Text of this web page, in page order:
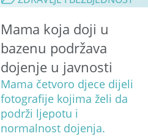
Mama koja doji u
bazenu podržava
dojenje u javnosti
Mama četvoro djece dijeli
fotografije kojima želi da
podrži ljepotu i
normalnost dojenja.